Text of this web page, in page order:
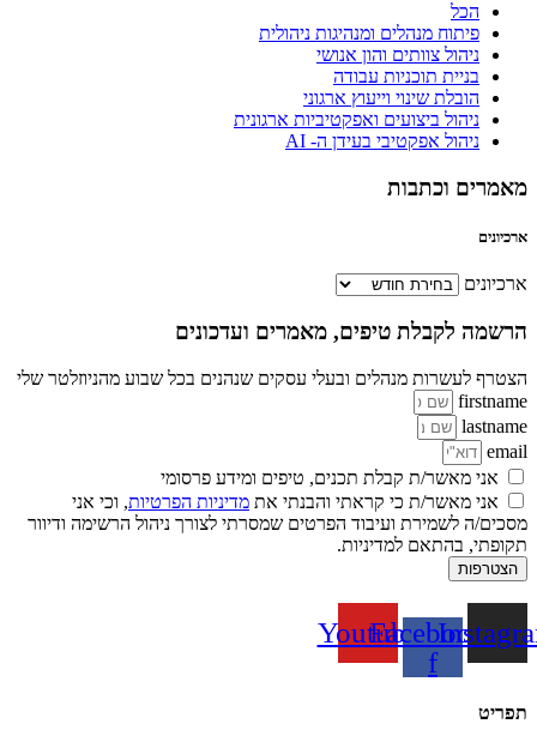
הכל
פיתוח מנהלים ומנהיגות ניהולית
ניהול צוותים והון אנושי
בניית תוכניות עבודה
הובלת שינוי וייעוץ ארגוני
ניהול ביצועים ואפקטיביות ארגונית
ניהול אפקטיבי בעידן ה- AI
מאמרים וכתבות
ארכיונים
ארכיונים
הרשמה לקבלת טיפים, מאמרים ועדכונים
הצטרף לעשרות מנהלים ובעלי עסקים שנהנים בכל שבוע מהניוזלטר שלי
firstname
lastname
email
אני מאשר/ת קבלת תכנים, טיפים ומידע פרסומי
אני מאשר/ת כי קראתי והבנתי את מדיניות הפרטיות, וכי אני
מסכים/ה לשמירת ועיבוד הפרטים שמסרתי לצורך ניהול הרשימה ודיוור
תקופתי, בהתאם למדיניות.
הצטרפות
Facebook-
f
Youtube
תפריט